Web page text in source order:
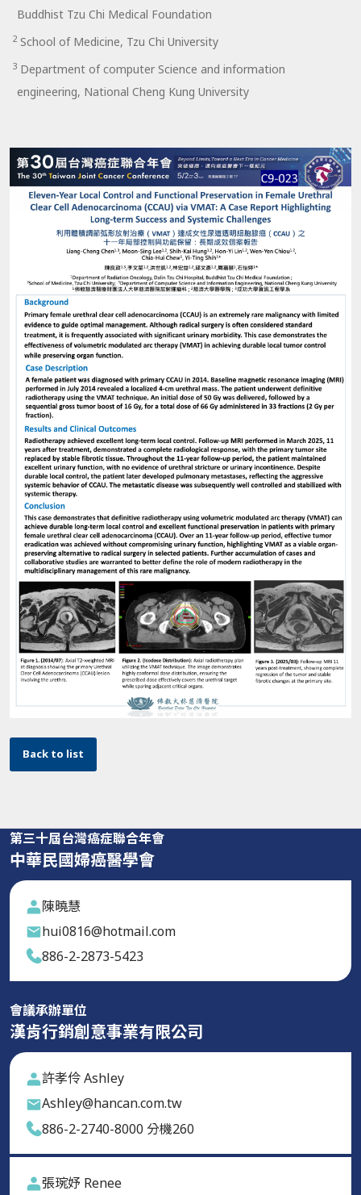
Buddhist Tzu Chi Medical Foundation
2School of Medicine, Tzu Chi University
3 Department of computer Science and information
engineering, National Cheng Kung University
Back to list
第三十屆台灣癌症聯合年會
中華民國婦癌醫學會
陳曉慧
hui0816@hotmail.com
886-2-2873-5423
會議承辦單位
漢肯行銷創意事業有限公司
許孝伶 Ashley
Ashley@hancan.com.tw
886-2-2740-8000 分機260
張琬妤 Renee